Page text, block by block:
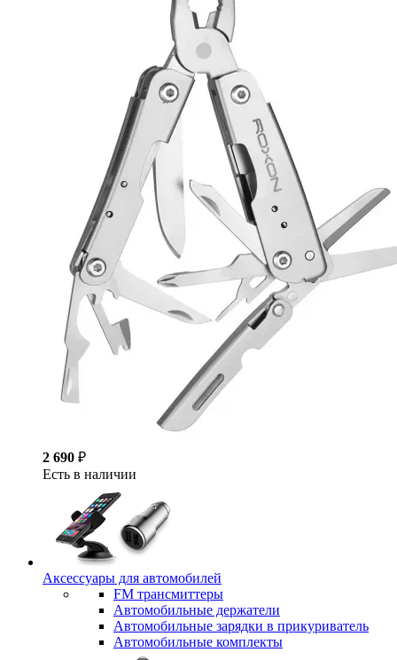
2 690 ₽
Есть в наличии
Аксессуары для автомобилей
FM трансмиттеры
Автомобильные держатели
Автомобильные зарядки в прикуриватель
Автомобильные комплекты